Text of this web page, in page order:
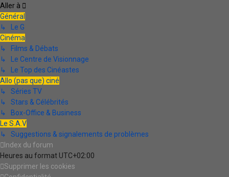
Aller à
Général
↳ Le G
Cinéma
↳ Films & Débats
↳ Le Centre de Visionnage
↳ Le Top des Cinéastes
Allo (pas que) ciné
↳ Séries TV
↳ Stars & Célébrités
↳ Box-Office & Business
Le S.A.V
↳ Suggestions & signalements de problèmes
Index du forum
Heures au format UTC+02:00
Supprimer les cookies